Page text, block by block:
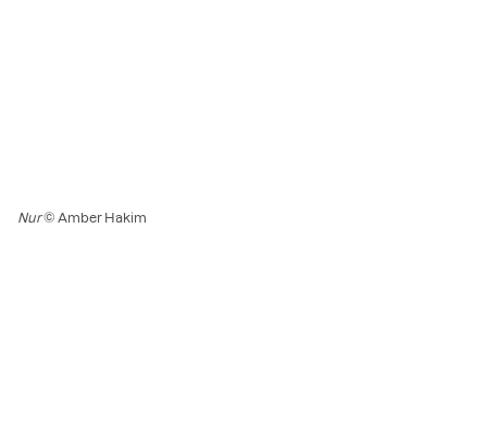
Nur© Amber Hakim